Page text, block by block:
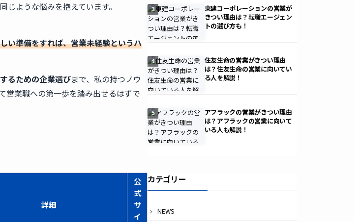
ような悩みを抱えています。
い準備をすれば、営業未経験というハ
るための企業選びまで、私の持つノウ
営業職への第一歩を踏み出せるはずで
詳細
公
式
サ
イ
3
東建コーポレーションの営業が
きつい理由は？転職エージェン
トの選び方も！
4
住友生命の営業がきつい理由
は？住友生命の営業に向いてい
る人を解説！
5
アフラックの営業がきつい理由
は？アフラックの営業に向いて
いる人も解説！
カテゴリー
NEWS